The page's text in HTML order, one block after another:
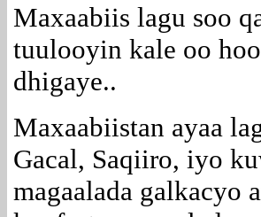
Maxaabiis lagu soo
tuulooyin kale oo
dhigaye..
Maxaabiistan ayaa
Gacal, Saqiiro, iyo
magaalada galkacyo